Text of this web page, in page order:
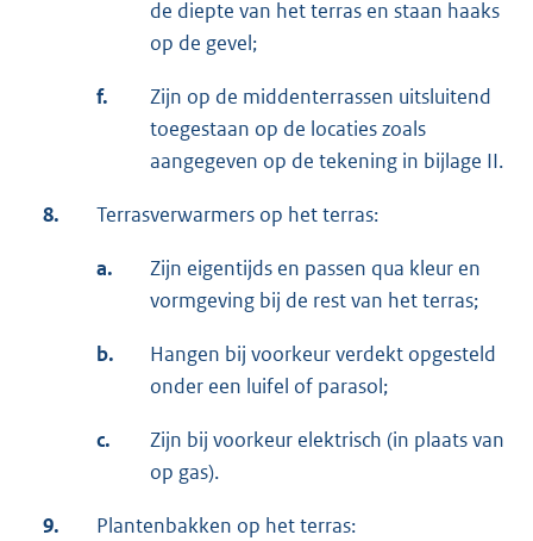
de diepte van het terras en staan haaks
op de gevel;
f.
Zijn op de middenterrassen uitsluitend
toegestaan op de locaties zoals
aangegeven op de tekening in bijlage II.
8. Terrasverwarmers op het terras:
a.
Zijn eigentijds en passen qua kleur en
vormgeving bij de rest van het terras;
b.
Hangen bij voorkeur verdekt opgesteld
onder een luifel of parasol;
c.
Zijn bij voorkeur elektrisch (in plaats van
op gas).
9. Plantenbakken op het terras: